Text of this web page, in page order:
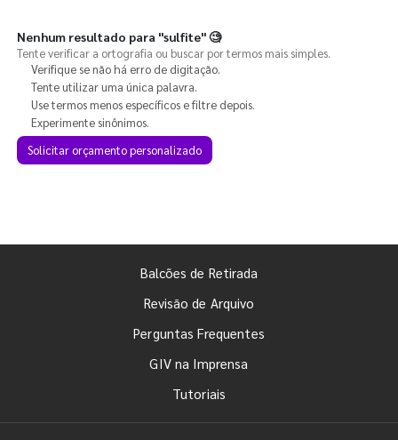
Nenhum resultado para "sulfite"🧐
Tente verificar a ortografia ou buscar por termos mais simples.
Verifique se não há erro de digitação.
Tente utilizar uma única palavra.
Use termos menos específicos e filtre depois.
Experimente sinônimos.
Solicitar orçamento personalizado
Balcões de Retirada
Revisão de Arquivo
Perguntas Frequentes
GIV na Imprensa
Tutoriais